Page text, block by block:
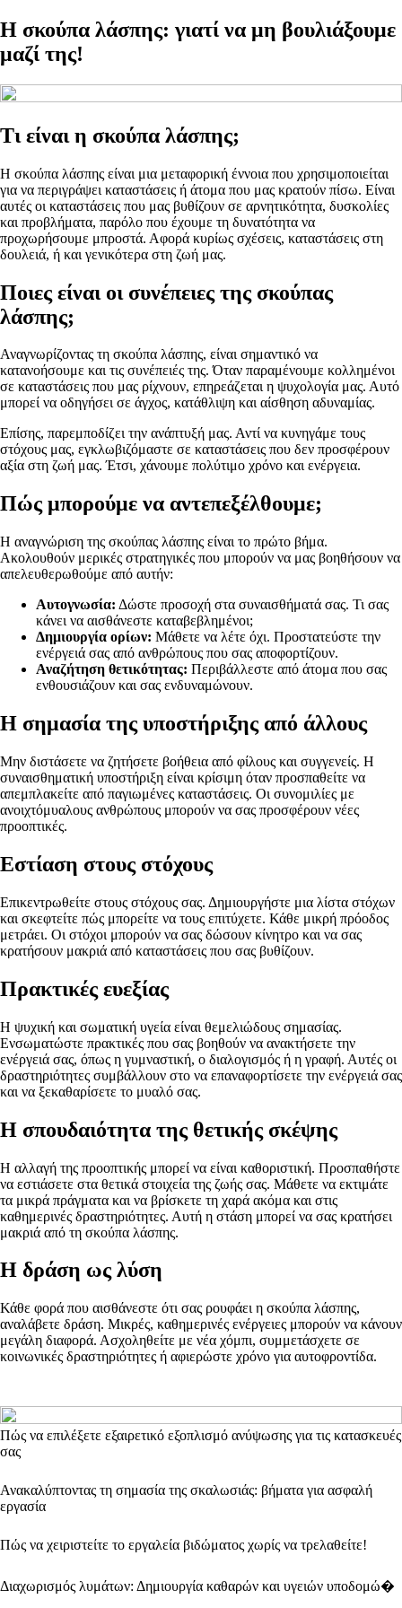
Η σκούπα λάσπης: γιατί να μη βουλιάξουμε
μαζί της!
Τι είναι η σκούπα λάσπης;
Η σκούπα λάσπης είναι μια μεταφορική έννοια που χρησιμοποιείται
για να περιγράψει καταστάσεις ή άτομα που μας κρατούν πίσω. Είναι
αυτές οι καταστάσεις που μας βυθίζουν σε αρνητικότητα, δυσκολίες
και προβλήματα, παρόλο που έχουμε τη δυνατότητα να
προχωρήσουμε μπροστά. Αφορά κυρίως σχέσεις, καταστάσεις στη
δουλειά, ή και γενικότερα στη ζωή μας.
Ποιες είναι οι συνέπειες της σκούπας
λάσπης;
Αναγνωρίζοντας τη σκούπα λάσπης, είναι σημαντικό να
κατανοήσουμε και τις συνέπειές της. Όταν παραμένουμε κολλημένοι
σε καταστάσεις που μας ρίχνουν, επηρεάζεται η ψυχολογία μας. Αυτό
μπορεί να οδηγήσει σε άγχος, κατάθλιψη και αίσθηση αδυναμίας.
Επίσης, παρεμποδίζει την ανάπτυξή μας. Αντί να κυνηγάμε τους
στόχους μας, εγκλωβιζόμαστε σε καταστάσεις που δεν προσφέρουν
αξία στη ζωή μας. Έτσι, χάνουμε πολύτιμο χρόνο και ενέργεια.
Πώς μπορούμε να αντεπεξέλθουμε;
Η αναγνώριση της σκούπας λάσπης είναι το πρώτο βήμα.
Ακολουθούν μερικές στρατηγικές που μπορούν να μας βοηθήσουν να
απελευθερωθούμε από αυτήν:
Αυτογνωσία: Δώστε προσοχή στα συναισθήματά σας. Τι σας
κάνει να αισθάνεστε καταβεβλημένοι;
Δημιουργία ορίων: Μάθετε να λέτε όχι. Προστατεύστε την
ενέργειά σας από ανθρώπους που σας αποφορτίζουν.
Αναζήτηση θετικότητας: Περιβάλλεστε από άτομα που σας
ενθουσιάζουν και σας ενδυναμώνουν.
Η σημασία της υποστήριξης από άλλους
Μην διστάσετε να ζητήσετε βοήθεια από φίλους και συγγενείς. Η
συναισθηματική υποστήριξη είναι κρίσιμη όταν προσπαθείτε να
απεμπλακείτε από παγιωμένες καταστάσεις. Οι συνομιλίες με
ανοιχτόμυαλους ανθρώπους μπορούν να σας προσφέρουν νέες
προοπτικές.
Εστίαση στους στόχους
Επικεντρωθείτε στους στόχους σας. Δημιουργήστε μια λίστα στόχων
και σκεφτείτε πώς μπορείτε να τους επιτύχετε. Κάθε μικρή πρόοδος
μετράει. Οι στόχοι μπορούν να σας δώσουν κίνητρο και να σας
κρατήσουν μακριά από καταστάσεις που σας βυθίζουν.
Πρακτικές ευεξίας
Η ψυχική και σωματική υγεία είναι θεμελιώδους σημασίας.
Ενσωματώστε πρακτικές που σας βοηθούν να ανακτήσετε την
ενέργειά σας, όπως η γυμναστική, ο διαλογισμός ή η γραφή. Αυτές οι
δραστηριότητες συμβάλλουν στο να επαναφορτίσετε την ενέργειά σας
και να ξεκαθαρίσετε το μυαλό σας.
Η σπουδαιότητα της θετικής σκέψης
Η αλλαγή της προοπτικής μπορεί να είναι καθοριστική. Προσπαθήστε
να εστιάσετε στα θετικά στοιχεία της ζωής σας. Μάθετε να εκτιμάτε
τα μικρά πράγματα και να βρίσκετε τη χαρά ακόμα και στις
καθημερινές δραστηριότητες. Αυτή η στάση μπορεί να σας κρατήσει
μακριά από τη σκούπα λάσπης.
Η δράση ως λύση
Κάθε φορά που αισθάνεστε ότι σας ρουφάει η σκούπα λάσπης,
αναλάβετε δράση. Μικρές, καθημερινές ενέργειες μπορούν να κάνουν
μεγάλη διαφορά. Ασχοληθείτε με νέα χόμπι, συμμετάσχετε σε
κοινωνικές δραστηριότητες ή αφιερώστε χρόνο για αυτοφροντίδα.
Πώς να επιλέξετε εξαιρετικό εξοπλισμό ανύψωσης για τις κατασκευές
σας
Ανακαλύπτοντας τη σημασία της σκαλωσιάς: βήματα για ασφαλή
εργασία
Πώς να χειριστείτε το εργαλεία βιδώματος χωρίς να τρελαθείτε!
Διαχωρισμός λυμάτων: Δημιουργία καθαρών και υγειών υποδομώ�